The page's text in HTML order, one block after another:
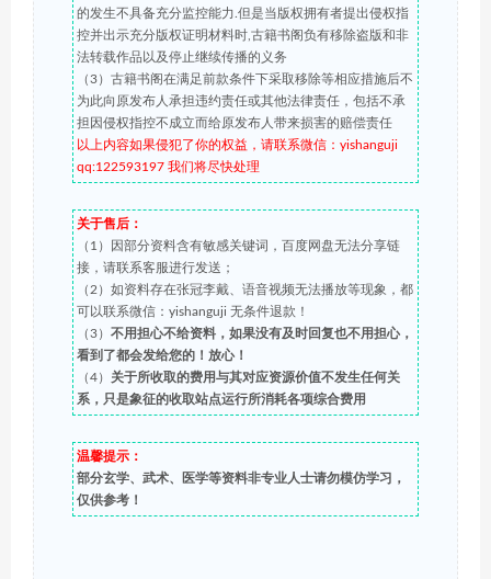
的发生不具备充分监控能力.但是当版权拥有者提出侵权指
控并出示充分版权证明材料时,古籍书阁负有移除盗版和非
法转载作品以及停止继续传播的义务
（3）古籍书阁在满足前款条件下采取移除等相应措施后不
为此向原发布人承担违约责任或其他法律责任，包括不承
担因侵权指控不成立而给原发布人带来损害的赔偿责任
以上内容如果侵犯了你的权益，请联系微信：yishanguji
qq:122593197 我们将尽快处理
关于售后：
（1）因部分资料含有敏感关键词，百度网盘无法分享链
接，请联系客服进行发送；
（2）如资料存在张冠李戴、语音视频无法播放等现象，都
可以联系微信：yishanguji 无条件退款！
（3） 不用担心不给资料，如果没有及时回复也不用担心，
看到了都会发给您的！放心！
（4） 关于所收取的费用与其对应资源价值不发生任何关
系，只是象征的收取站点运行所消耗各项综合费用
温馨提示：
部分玄学、武术、医学等资料非专业人士请勿模仿学习，
仅供参考！